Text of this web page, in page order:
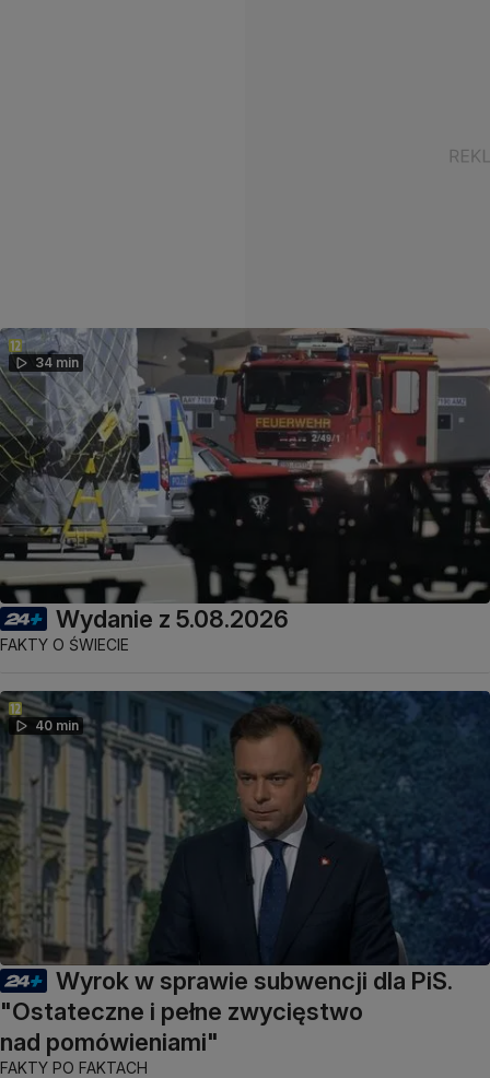
34 min
Wydanie z 5.08.2026
FAKTY O ŚWIECIE
40 min
Wyrok w sprawie subwencji dla PiS.
"Ostateczne i pełne zwycięstwo
nad pomówieniami"
FAKTY PO FAKTACH